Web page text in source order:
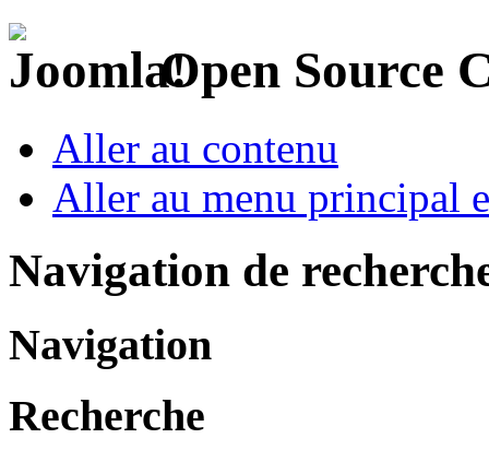
Open Source
Aller au contenu
Aller au menu principal
Navigation de
Navigation
Recherche